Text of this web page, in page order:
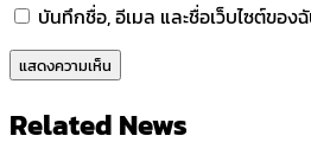
บันทึกชื่อ, อีเมล และชื่อเว็บไซต์ขอ
Related News